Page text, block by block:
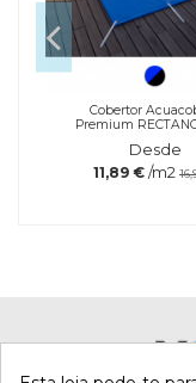
Cobertor
Premium
Desde
11,89 € /m2
CONTROLO